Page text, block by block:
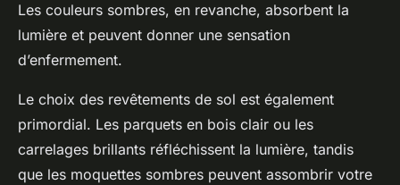
Les couleurs sombres, en revanche, absorbent la
lumière et peuvent donner une sensation
d’enfermement.
Le choix des revêtements de sol est également
primordial. Les parquets en bois clair ou les
carrelages brillants réfléchissent la lumière, tandis
que les moquettes sombres peuvent assombrir votre